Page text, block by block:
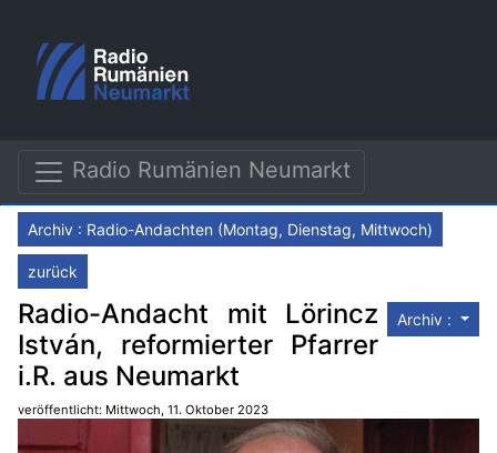
Radio Rumänien Neumarkt
Archiv : Radio-Andachten (Montag, Dienstag, Mittwoch)
zurück
Archiv :
Radio-Andacht mit Lörincz
István, reformierter Pfarrer
i.R. aus Neumarkt
veröffentlicht: Mittwoch, 11. Oktober 2023